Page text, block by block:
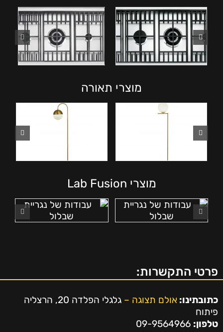
מוצרי תאורה
מוצרי Lab Fusion
פרטי התקשרות:
כתובתינו: אולם תצוגה –
גלגלי הפלדה 20, הרצליה
פיתוח
טלפון: